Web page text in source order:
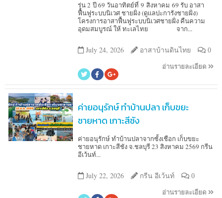
รุ่น 2 ปี 69 วันอาทิตย์ที่ 9 สิงหาคม 69 รับ อาสา
ฟื้นฟูระบบนิเวศ ชายฝั่ง (ดูแลปะการังชายฝั่ง)
โครงการอาสาฟื้นฟูระบบนิเวศชายฝั่ง คืนความ
อุดมสมบูรณ์ ให้ ทะเลไทย จาก...
July 24, 2026 อาสาบ้านดินไทย 0
อ่านรายละเอียด
ค่ายอนุรักษ์ ทำบ้านปลา เก็บขยะ
ชายหาด เกาะสีชัง
ค่ายอนุรักษ์ ทำบ้านปลาจากซั้งเชือก เก็บขยะ
ชายหาด เกาะสีชัง จ.ชลบุรี 23 สิงหาคม 2569 กรีน
อีเว้นท์...
July 22, 2026 กรีน อีเว้นท์ 0
อ่านรายละเอียด